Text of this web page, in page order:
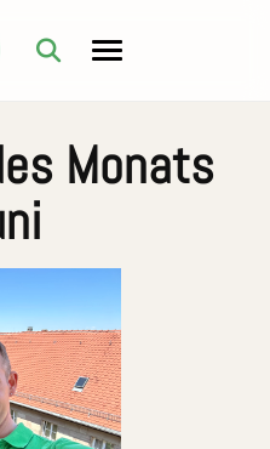
Monats